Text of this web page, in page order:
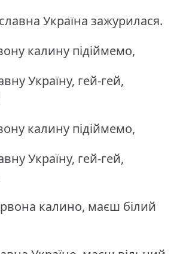
Україна зажурилася.
калину підіймемо,
Україну, гей-гей,
калину підіймемо,
Україну, гей-гей,
калино, маєш білий